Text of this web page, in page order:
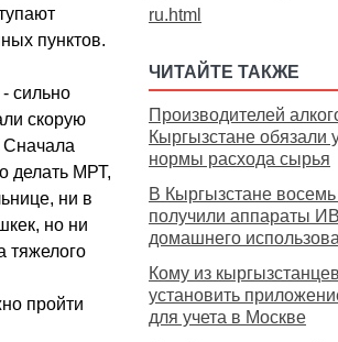
пунктов.
сильно
скорую
Сначала
делать МРТ,
ни в
но ни
тяжелого
пройти
ru.html
ЧИТАЙТЕ ТАКЖЕ
Производителей
Кыргызстане обязали
нормы расхода сырья
В Кыргызстане восемь
получили аппараты
домашнего
Кому из
установить
для учета в Москве